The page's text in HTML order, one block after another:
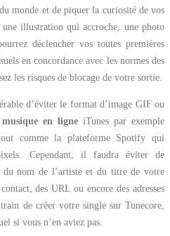
monde et de piquer la curiosité de vos
illustration qui accroche, une photo
déclencher vos toutes premières
en concordance avec les normes des
les risques de blocage de votre sortie.
d’éviter le format d’image GIF ou
en ligne iTunes par exemple
comme la plateforme Spotify qui
Cependant, il faudra éviter de
nom de l’artiste et du titre de votre
des URL ou encore des adresses
de créer votre single sur Tunecore,
si vous n’en aviez pas.